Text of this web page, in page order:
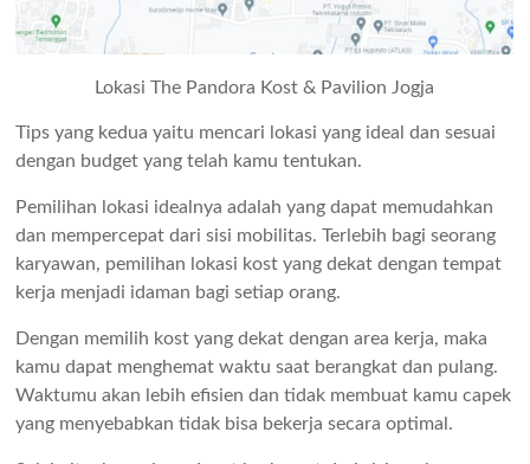
Lokasi The Pandora Kost & Pavilion Jogja
Tips yang kedua yaitu mencari lokasi yang ideal dan sesuai
dengan budget yang telah kamu tentukan.
Pemilihan lokasi idealnya adalah yang dapat memudahkan
dan mempercepat dari sisi mobilitas. Terlebih bagi seorang
karyawan, pemilihan lokasi kost yang dekat dengan tempat
kerja menjadi idaman bagi setiap orang.
Dengan memilih kost yang dekat dengan area kerja, maka
kamu dapat menghemat waktu saat berangkat dan pulang.
Waktumu akan lebih efisien dan tidak membuat kamu capek
yang menyebabkan tidak bisa bekerja secara optimal.